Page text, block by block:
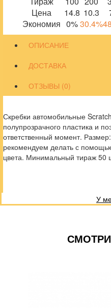
Цена
14.8 10.3
Экономия 0%30.4%
ОПИСАНИЕ
ДОСТАВКА
ОТЗЫВЫ (0)
Скребки автомобильные
полупрозрачного пластика и
ответственный момент.
рекомендуем делать с
цвета. Минимальный тираж 50
У